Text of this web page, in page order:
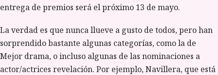
entrega de premios será el próximo 13 de mayo.
La verdad es que nunca llueve a gusto de todos, pero han
sorprendido bastante algunas categorías, como la de
Mejor drama, o incluso algunas de las nominaciones a
actor/actrices revelación. Por ejemplo, Navillera, que está